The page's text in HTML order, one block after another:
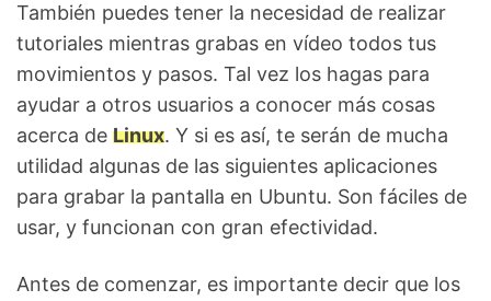
También puedes tener la necesidad de realizar
tutoriales mientras grabas en vídeo todos tus
movimientos y pasos. Tal vez los hagas para
ayudar a otros usuarios a conocer más cosas
acerca de Linux. Y si es así, te serán de mucha
utilidad algunas de las siguientes aplicaciones
para grabar la pantalla en Ubuntu. Son fáciles de
usar, y funcionan con gran efectividad.
Antes de comenzar, es importante decir que los